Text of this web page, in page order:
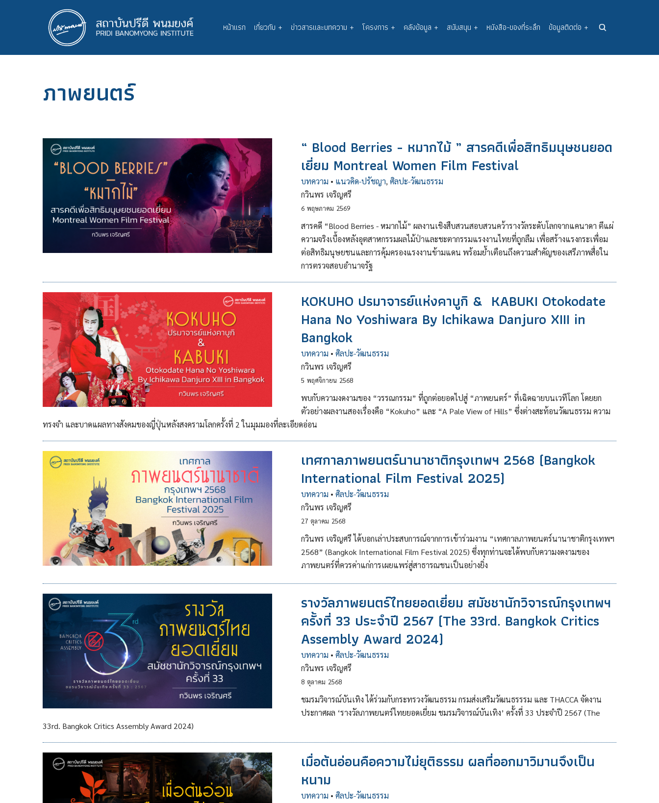
Main
navigation
หน้าแรก เกี่ยวกับ + ข่าวสารและบทความ + โครงการ + คลังข้อมูล + สนับสนุน + หนังสือ-ของที่ระลึก ข้อมูลติดต่อ +
ภาพยนตร์
“ Blood Berries - หมากไม้ ” สารคดีเพื่อสิทธิมนุษชนยอด
เยี่ยม Montreal Women Film Festival
บทความ • แนวคิด-ปรัชญา, ศิลปะ-วัฒนธรรม
กวินพร เจริญศรี
6 พฤษภาคม 2569
สารคดี “Blood Berries - หมากไม้” ผลงานเชิงสืบสวนสอบสวนคว้ารางวัลระดับโลกจากแคนาดา ตีแผ่
ความจริงเบื้องหลังอุตสาหกรรมผลไม้ป่าและชะตากรรมแรงงานไทยที่ถูกลืม เพื่อสร้างแรงกระเพื่อม
ต่อสิทธิมนุษยชนและการคุ้มครองแรงงานข้ามแดน พร้อมย้ำเตือนถึงความสำคัญของเสรีภาพสื่อใน
การตรวจสอบอำนาจรัฐ
KOKUHO ปรมาจารย์แห่งคาบูกิ & KABUKI Otokodate
Hana No Yoshiwara By Ichikawa Danjuro XIII in
Bangkok
บทความ • ศิลปะ-วัฒนธรรม
กวินพร เจริญศรี
5 พฤศจิกายน 2568
พบกับความงดงามของ “วรรณกรรม” ที่ถูกต่อยอดไปสู่ “ภาพยนตร์” ที่เฉิดฉายบนเวทีโลก โดยยก
ตัวอย่างผลงานสองเรื่องคือ “Kokuho” และ “A Pale View of Hills” ซึ่งต่างสะท้อนวัฒนธรรม ความ
ทรงจำ และบาดแผลทางสังคมของญี่ปุ่นหลังสงครามโลกครั้งที่ 2 ในมุมมองที่ละเอียดอ่อน
เทศกาลภาพยนตร์นานาชาติกรุงเทพฯ 2568 (Bangkok
International Film Festival 2025)
บทความ • ศิลปะ-วัฒนธรรม
กวินพร เจริญศรี
27 ตุลาคม 2568
กวินพร เจริญศรี ได้บอกเล่าประสบการณ์จากการเข้าร่วมงาน “เทศกาลภาพยนตร์นานาชาติกรุงเทพฯ
2568” (Bangkok International Film Festival 2025) ซึ่งทุกท่านจะได้พบกับความงดงามของ
ภาพยนตร์ที่ควรค่าแก่การเผยแพร่สู่สาธารณชนเป็นอย่างยิ่ง
รางวัลภาพยนตร์ไทยยอดเยี่ยม สมัชชานักวิจารณ์กรุงเทพฯ
ครั้งที่ 33 ประจำปี 2567 (The 33rd. Bangkok Critics
Assembly Award 2024)
บทความ • ศิลปะ-วัฒนธรรม
กวินพร เจริญศรี
8 ตุลาคม 2568
ชมรมวิจารณ์บันเทิง ได้ร่วมกับกระทรวงวัฒนธรรม กรมส่งเสริมวัฒนธรรรม และ THACCA จัดงาน
ประกาศผล ‘รางวัลภาพยนตร์ไทยยอดเยี่ยม ชมรมวิจารณ์บันเทิง’ ครั้งที่ 33 ประจำปี 2567 (The
33rd. Bangkok Critics Assembly Award 2024)
เมื่อต้นอ่อนคือความไม่ยุติธรรม ผลที่ออกมาวิมานจึงเป็น
หนาม
บทความ • ศิลปะ-วัฒนธรรม